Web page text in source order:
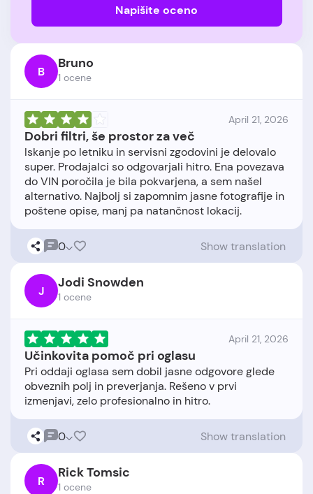
Napišite oceno
B Bruno
1 ocene
April 21, 2026
Dobri filtri, še prostor za več
Iskanje po letniku in servisni zgodovini je delovalo
super. Prodajalci so odgovarjali hitro. Ena povezava
do VIN poročila je bila pokvarjena, a sem našel
alternativo. Najbolj si zapomnim jasne fotografije in
0 Show translation
J Jodi Snowden
1 ocene
April 21, 2026
Učinkovita pomoč pri oglasu
Pri oddaji oglasa sem dobil jasne odgovore glede
obveznih polj in preverjanja. Rešeno v prvi
0 Show translation
R Rick Tomsic
1 ocene